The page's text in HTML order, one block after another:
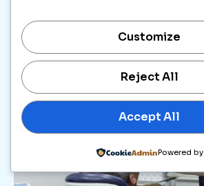
Customize
Reject All
Accept All
Powered by